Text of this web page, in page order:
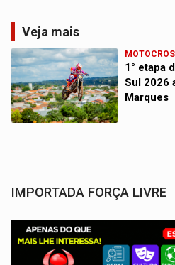
Veja mais
1° etapa
Sul 2026
Marques
IMPORTADA FORÇA LIVRE